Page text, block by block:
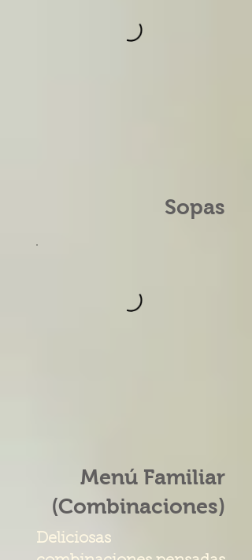
Sopas
Menú Familiar
(Combinaciones)
Deliciosas